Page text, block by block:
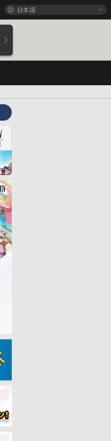
日本語